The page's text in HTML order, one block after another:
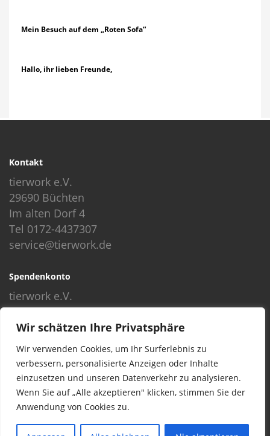
Wir schätzen Ihre Privatsphäre
Wir verwenden Cookies, um Ihr Surferlebnis zu
verbessern, personalisierte Anzeigen oder Inhalte
einzusetzen und unseren Datenverkehr zu analysieren.
Wenn Sie auf „Alle akzeptieren" klicken, stimmen Sie der
Anwendung von Cookies zu.
Mein Besuch auf dem „Roten Sofa“
Hallo, ihr lieben Freunde,
Kontakt
tierwork e.V.
29690 Büchten
Im alten Dorf 4
Tel 0172-4437307
service@tierwork.de
Spendenkonto
tierwork e.V.
Volksbank
BLZ: 24060300
Konto: 4902218000
IBAN: DE68240603004902218000
BIC: GENODEF1NBU
© 2016 Copyright by tierwork. All rights reserved.